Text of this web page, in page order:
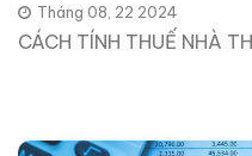
Tháng 08, 22 2024
CÁCH TÍNH THUẾ NHÀ